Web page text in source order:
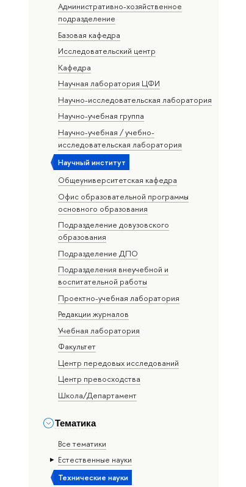
Административно-хозяйственное
подразделение
Базовая кафедра
Исследовательский центр
Кафедра
Научная лаборатория ЦФИ
Научно-исследовательская лаборатория
Научно-учебная группа
Научно-учебная / учебно-
исследовательская лаборатория
Научный институт
Общеуниверситетская кафедра
Офис образовательной программы
основного образования
Подразделение довузовского
образования
Подразделение ДПО
Подразделения внеучебной и
воспитательной работы
Проектно-учебная лаборатория
Редакции журналов
Учебная лаборатория
Факультет
Центр передовых исследований
Центр превосходства
Школа/Департамент
Тематика
Все тематики
Естественные науки
Тех­ничес­кие науки